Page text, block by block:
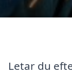
Letar du